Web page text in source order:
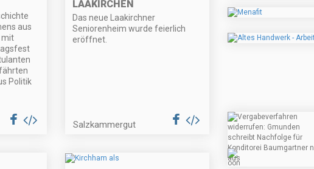
aus
mit
Politik
LAAKIRCHEN
Das neue Laakirchner
Seniorenheim wurde feierlich
eröffnet.
Salzkammergut